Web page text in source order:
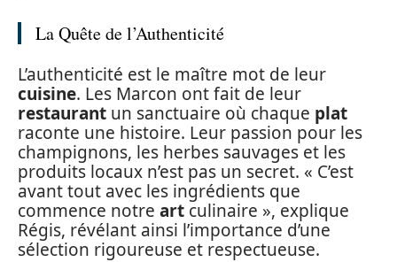
La Quête de l’Authenticité
L’authenticité est le maître mot de leur
cuisine. Les Marcon ont fait de leur
restaurant un sanctuaire où chaque plat
raconte une histoire. Leur passion pour les
champignons, les herbes sauvages et les
produits locaux n’est pas un secret. « C’est
avant tout avec les ingrédients que
commence notre art culinaire », explique
Régis, révélant ainsi l’importance d’une
sélection rigoureuse et respectueuse.